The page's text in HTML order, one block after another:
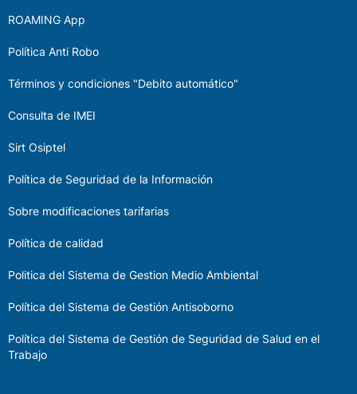
ROAMING App
Política Anti Robo
Términos y condiciones "Debito automático"
Consulta de IMEI
Sirt Osiptel
Política de Seguridad de la Información
Sobre modificaciones tarifarias
Política de calidad
Politica del Sistema de Gestion Medio Ambiental
Política del Sistema de Gestión Antisoborno
Política del Sistema de Gestión de Seguridad de Salud en el
Trabajo